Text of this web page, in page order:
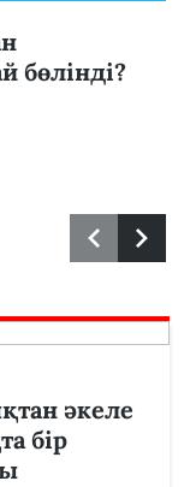
бөлінді?
әкеле
бір